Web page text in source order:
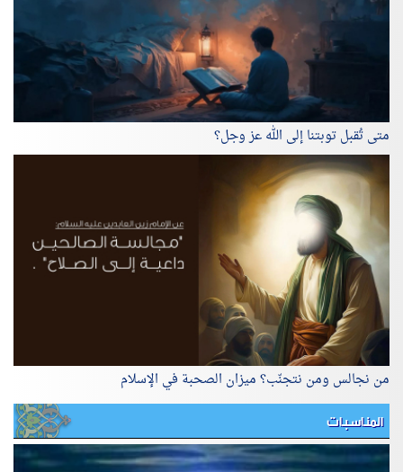
متى تُقبل توبتنا إلى الله عز وجل؟
من نجالس ومن نتجنّب؟ ميزان الصحبة في الإسلام
المناسبات